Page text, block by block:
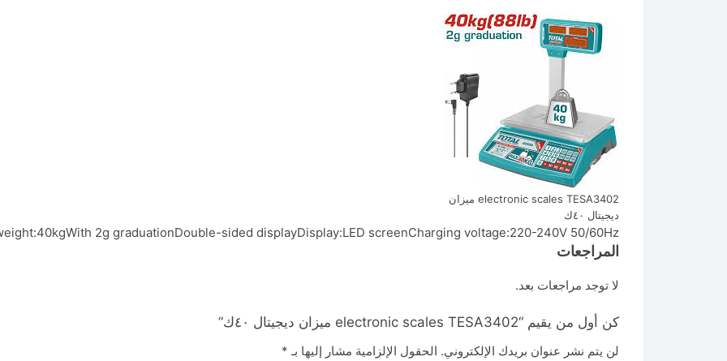
electronic scales TESA3402 ميزان
ديجيتال ٤٠ك
2g graduationDouble-sided displayDisplay:LED screenCharging voltage:220-240V 50/60Hz
المراجعات
لا توجد مراجعات بعد.
كن أول من يقيم “electronic scales TESA3402 ميزان ديجيتال ٤٠ك”
لن يتم نشر عنوان بريدك الإلكتروني. الحقول الإلزامية مشار إليها بـ *